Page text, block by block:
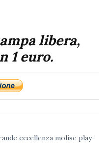
libera,
1 euro.
eccellenza molise play-